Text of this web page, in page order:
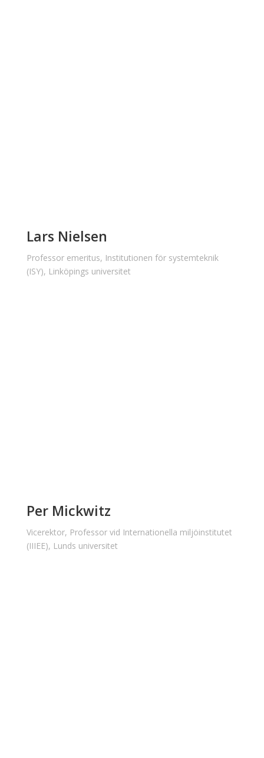
Lars Nielsen
Professor emeritus, Institutionen för systemteknik
(ISY), Linköpings universitet
Per Mickwitz
Vicerektor, Professor vid Internationella miljöinstitutet
(IIIEE), Lunds universitet